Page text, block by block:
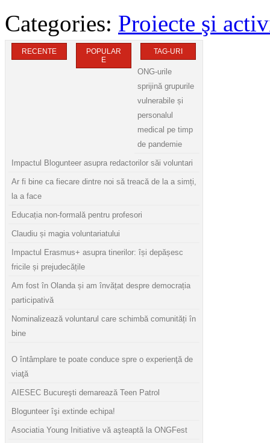
Categories: Proiecte şi
RECENTE
POPULAR
E
TAG-URI
ONG-urile
sprijină grupurile
vulnerabile și
personalul
medical pe timp
de pandemie
Impactul Blogunteer asupra redactorilor săi voluntari
Ar fi bine ca fiecare dintre noi să treacă de la a simți,
la a face
Educația non-formală pentru profesori
Claudiu și magia voluntariatului
Impactul Erasmus+ asupra tinerilor: își depășesc
fricile și prejudecățile
Am fost în Olanda și am învățat despre democrația
participativă
Nominalizează voluntarul care schimbă comunități în
bine
O întâmplare te poate conduce spre o experienţă de
viaţă
AIESEC Bucureşti demarează Teen Patrol
Blogunteer îşi extinde echipa!
Asociatia Young Initiative vă aşteaptă la ONGFest